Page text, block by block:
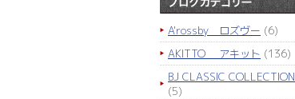
A'rossby ロズヴー (6)
AKITTO アキット (136)
BJ CLASSIC COLLECTION
(5)